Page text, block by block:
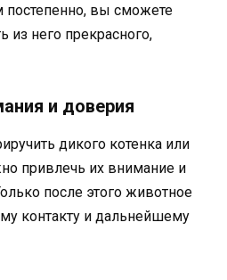
вы сможете
из него прекрасного,
и доверия
дикого котенка или
привлечь их внимание и
после этого животное
контакту и дальнейшему